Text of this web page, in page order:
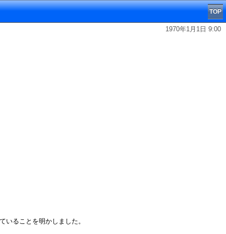
TOP
1970年1月1日 9:00
ることを明かしました。